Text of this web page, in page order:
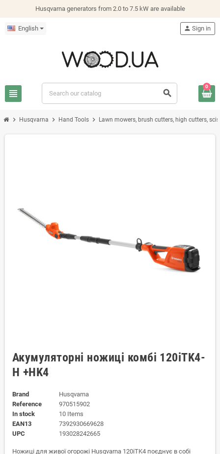
Husqvarna generators from 2.0 to 7.5 kW are available
English
view_headline search
person Sign in
0
chevron_right Husqvarna chevron_right Hand Tools chevron_right Lawn mowers, brush cutters, high cutters,
Акумуляторні ножиці комбі 120iTK4-
H +HK4
Brand
Husqvarna
Reference
970515902
In stock
10 Items
EAN13
7392930669628
UPC
193028242665
Ножиці для живої огорожі Husqvarna 120iTK4 поєднує в собі